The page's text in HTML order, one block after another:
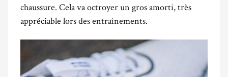
chaussure. Cela va octroyer un gros amorti, très
appréciable lors des entraînements.